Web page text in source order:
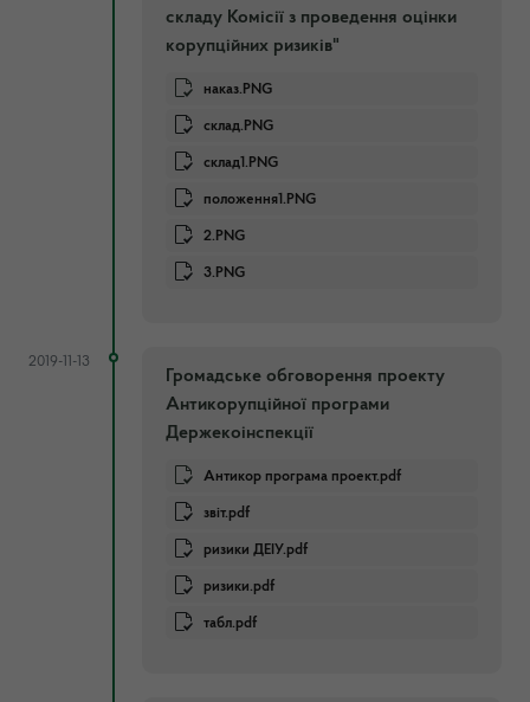
складу Комісії з проведення оцінки
корупційних ризиків"
наказ.PNG
склад.PNG
склад1.PNG
положення1.PNG
2.PNG
3.PNG
2019-11-13
Громадське обговорення проекту
Антикорупційної програми
Держекоінспекції
Антикор програма проект.pdf
звіт.pdf
ризики ДЕІУ.pdf
ризики.pdf
табл.pdf